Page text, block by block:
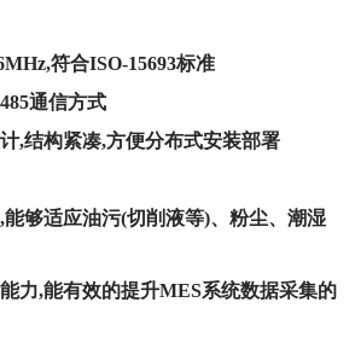
符合ISO-15693标准
通信方式
,结构紧凑,方便分布式安装部署
够适应油污(切削液等)、粉尘、潮湿
力,能有效的提升MES系统数据采集的